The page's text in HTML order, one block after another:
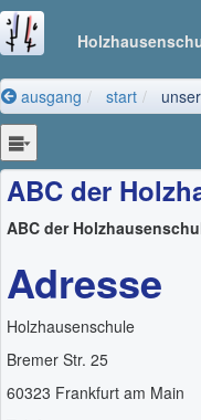
ausgang start
ABC der
ABC der
Adresse
Holzhausenschule
Bremer Str. 25
60323 Frankfurt am Main